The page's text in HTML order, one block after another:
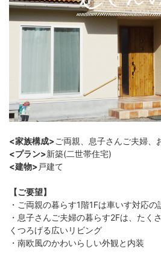
<家族構成>ご両親、息子さんご夫婦、
<プラン>新築(二世帯住宅)
<建物> 戸建て
【ご要望】
・ご両親の暮らす1階1Fは車いす対応の
・息子さんご夫婦の暮らす2Fは、たく
くつろげる広いリビング
・南欧風のかわいらしい外観と内装